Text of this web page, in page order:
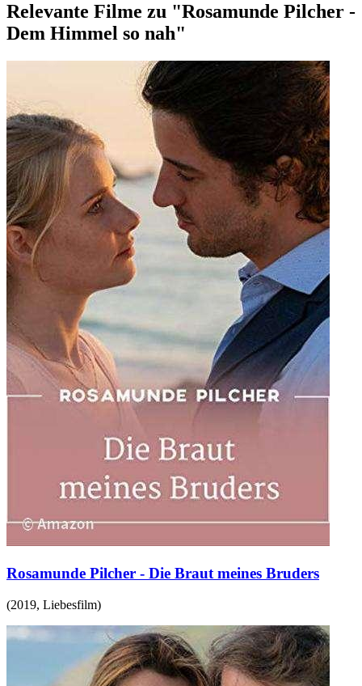
Relevante Filme zu "Rosamunde Pilcher -
Dem Himmel so nah"
Rosamunde Pilcher - Die Braut meines Bruders
(2019, Liebesfilm)